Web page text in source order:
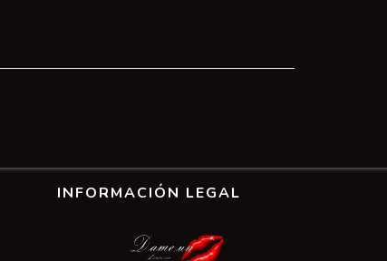
INFORMACIÓN LEGAL